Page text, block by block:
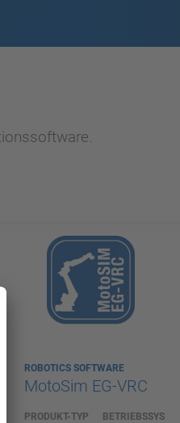
ROBOTICS SOFTWARE
MotoSim EG-VRC
PRODUKT-TYP
BETRIEBSSYS